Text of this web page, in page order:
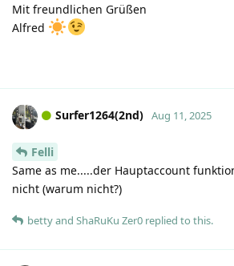
Mit freundlichen Grüßen
Alfred
Surfer1264(2nd) Aug 11, 2025
Felli
Same as me.....der Hauptaccount
nicht (warum nicht?)
bettyand ShaRuKu Zer0 replied to this.